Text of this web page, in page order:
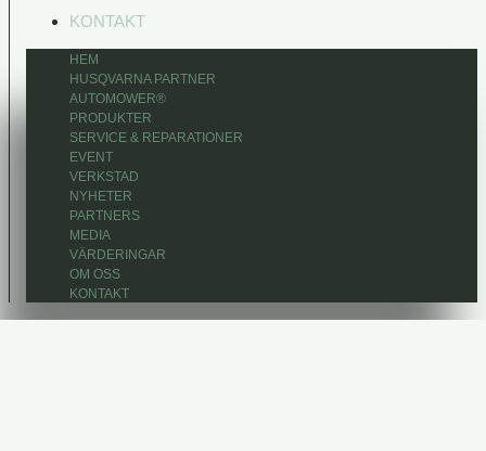
KONTAKT
HEM
HUSQVARNA PARTNER
AUTOMOWER®
PRODUKTER
SERVICE & REPARATIONER
EVENT
VERKSTAD
NYHETER
PARTNERS
MEDIA
VÄRDERINGAR
OM OSS
KONTAKT